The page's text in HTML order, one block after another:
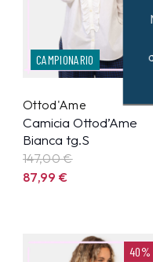
CAMPIONARIO
Ottod'Ame
Camicia Ottod’Ame
Bianca tg.S
147,00 €
87,99€
40%